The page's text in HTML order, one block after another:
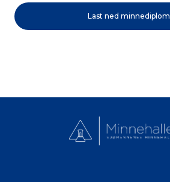
Last ned minnediplom
Norsk bokmål